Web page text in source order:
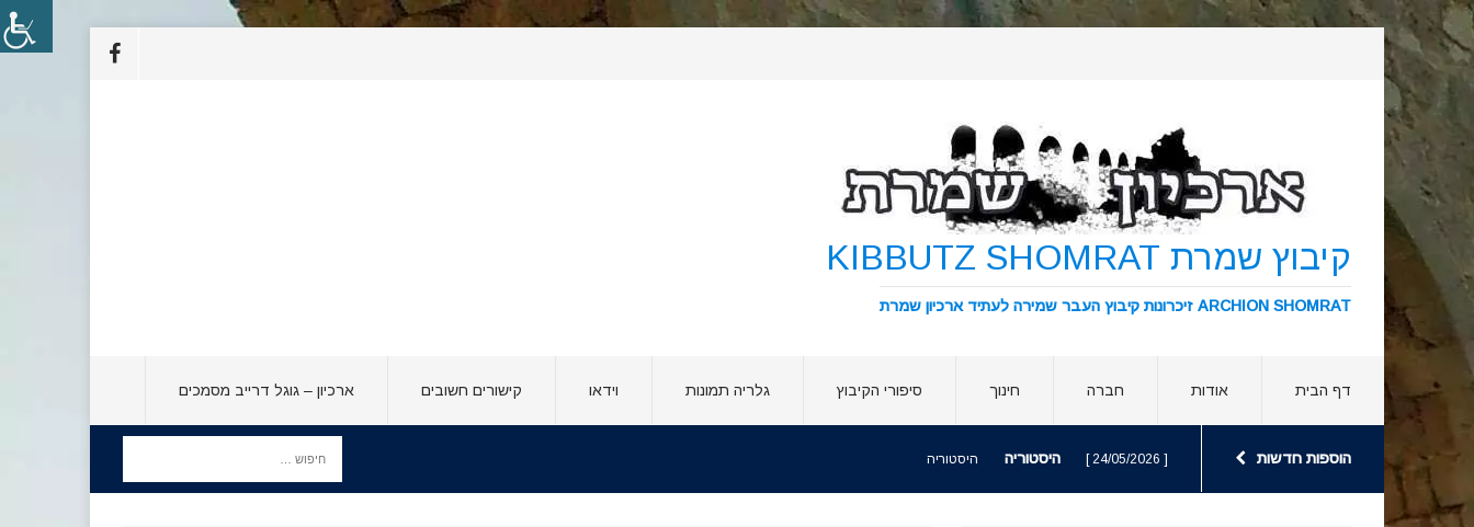
קיבוץ שמרת KIBBUTZ SHOMRAT
ARCHION SHOMRAT זיכרונות קיבוץ העבר שמירה לעתיד ארכיון שמרת
דף הבית אודות חברה חינוך סיפורי הקיבוץ גלריה תמונות וידאו קישורים חשובים ארכיון – גוגל דרייב מסמכים
הוספות חדשות [ 24/05/2026 ] היסטוריה היסטוריה